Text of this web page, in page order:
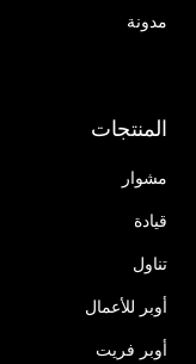
مدونة
المنتجات
مشوار
قيادة
تناول
أوبر للأعمال
أوبر فريت